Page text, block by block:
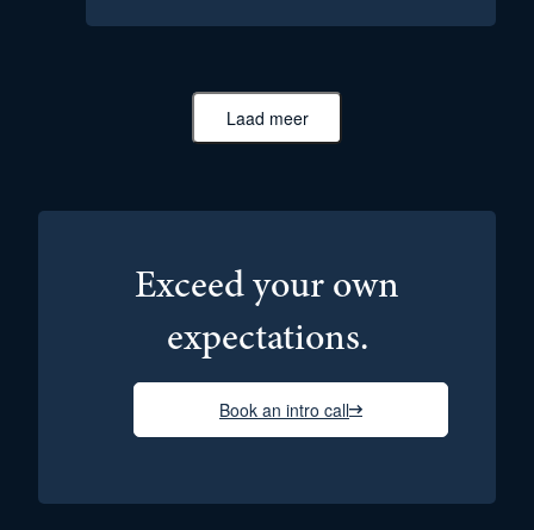
Laad meer
Exceed your own
expectations.
Book an intro call